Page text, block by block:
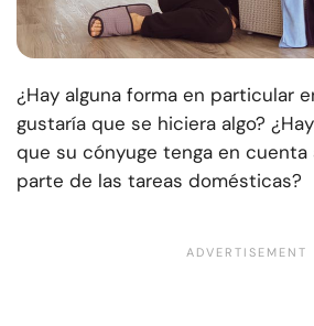
¿Hay alguna forma en particular
gustaría que se hiciera algo?
que su cónyuge tenga en cuenta
parte de las tareas domésticas?